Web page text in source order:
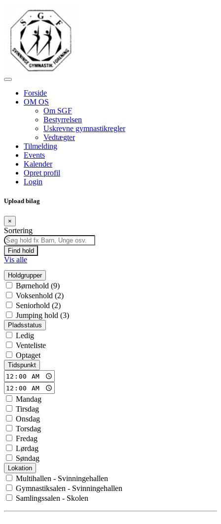
Forside
OM OS
Om SGF
Bestyrrelsen
Uskrevne gymnastikregler
Vedtægter
Tilmelding
Events
Kalender
Opret profil
Login
Upload bilag
×
Sortering
Find hold
Vis alle
Holdgrupper
Børnehold (9)
Voksenhold (2)
Seniorhold (2)
Jumping hold (3)
Pladsstatus
Ledig
Venteliste
Optaget
Tidspunkt
Mandag
Tirsdag
Onsdag
Torsdag
Fredag
Lørdag
Søndag
Lokation
Multihallen - Svinningehallen
Gymnastiksalen - Svinningehallen
Samlingssalen - Skolen